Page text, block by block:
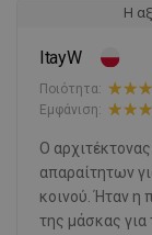
Η
ItayW
Ποιότητα:
Εμφάνιση:
Ο
απαραίτητων
κοινού. Ήταν η
της μάσκας για